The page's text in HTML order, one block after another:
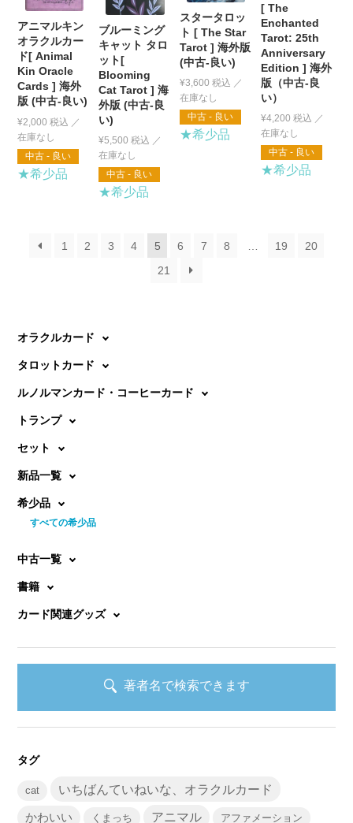
アニマルキン
オラクルカー
ド[ Animal
Kin Oracle
Cards ] 海外
版 (中古-良い)
¥2,000 税込
中古 - 良い
★希少品
ブルーミング
キャット タロ
ット[
Blooming
Cat Tarot ] 海
外版 (中古-良
い)
¥5,500 税込
中古 - 良い
★希少品
スタータロッ
ト [ The Star
Tarot ] 海外版
(中古-良い)
¥3,600 税込
中古 - 良い
★希少品
[ The
Enchanted
Tarot: 25th
Anniversary
Edition ] 海外
版（中古-良
い）
¥4,200 税込
中古 - 良い
★希少品
1 2 3 4 5 6 7 8 19
20
21
オラクルカード
タロットカード
ルノルマンカード・コーヒーカード
トランプ
セット
新品一覧
希少品
すべての希少品
中古一覧
書籍
カード関連グッズ
著者名で検索できます
タグ
cat いちばんていねいな、オラクルカード
かわいい くまっち アニマル アファメーション